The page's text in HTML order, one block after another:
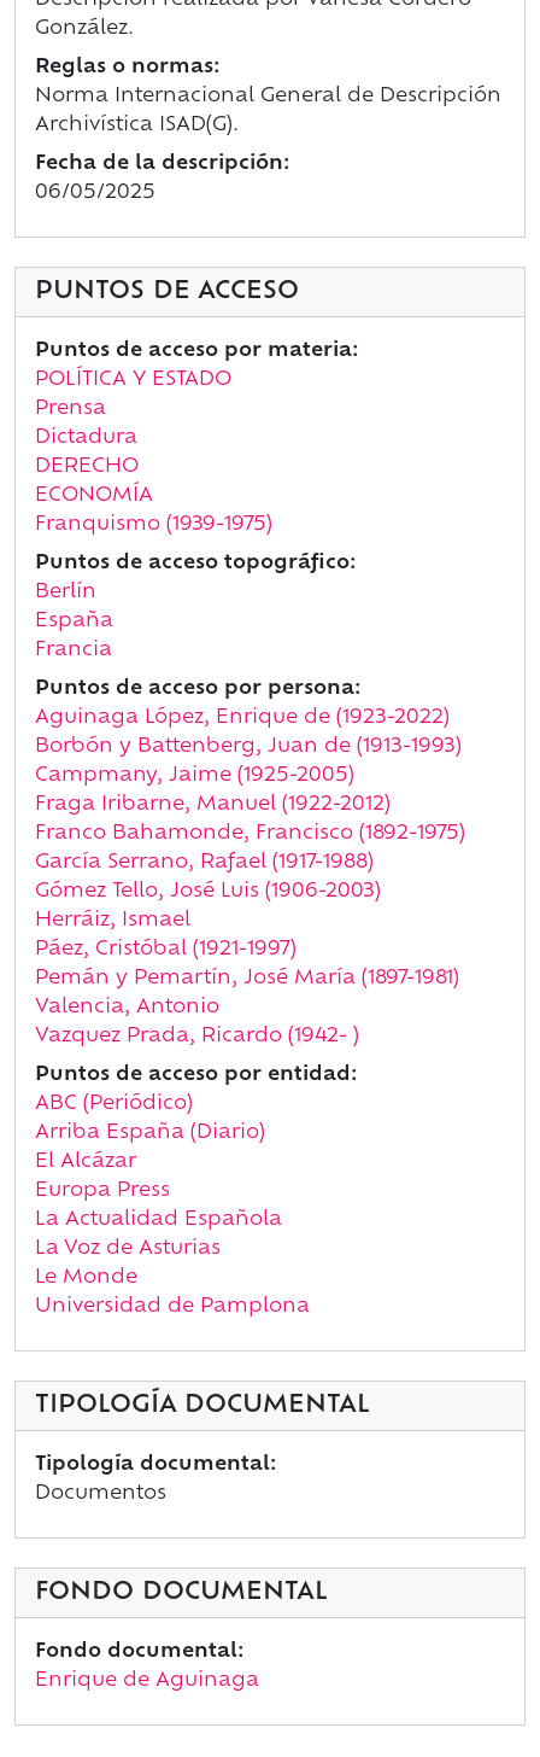
González.
Reglas o normas:
Norma Internacional General de Descripción
Archivística ISAD(G).
Fecha de la descripción:
06/05/2025
PUNTOS DE ACCESO
Puntos de acceso por materia:
POLÍTICA Y ESTADO
Prensa
Dictadura
DERECHO
ECONOMÍA
Franquismo (1939-1975)
Puntos de acceso topográfico:
Berlín
España
Francia
Puntos de acceso por persona:
Aguinaga López, Enrique de (1923-2022)
Borbón y Battenberg, Juan de (1913-1993)
Campmany, Jaime (1925-2005)
Fraga Iribarne, Manuel (1922-2012)
Franco Bahamonde, Francisco (1892-1975)
García Serrano, Rafael (1917-1988)
Gómez Tello, José Luis (1906-2003)
Herráiz, Ismael
Páez, Cristóbal (1921-1997)
Pemán y Pemartín, José María (1897-1981)
Valencia, Antonio
Vazquez Prada, Ricardo (1942- )
Puntos de acceso por entidad:
ABC (Periódico)
Arriba España (Diario)
El Alcázar
Europa Press
La Actualidad Española
La Voz de Asturias
Le Monde
Universidad de Pamplona
TIPOLOGÍA DOCUMENTAL
Tipología documental:
Documentos
FONDO DOCUMENTAL
Fondo documental:
Enrique de Aguinaga